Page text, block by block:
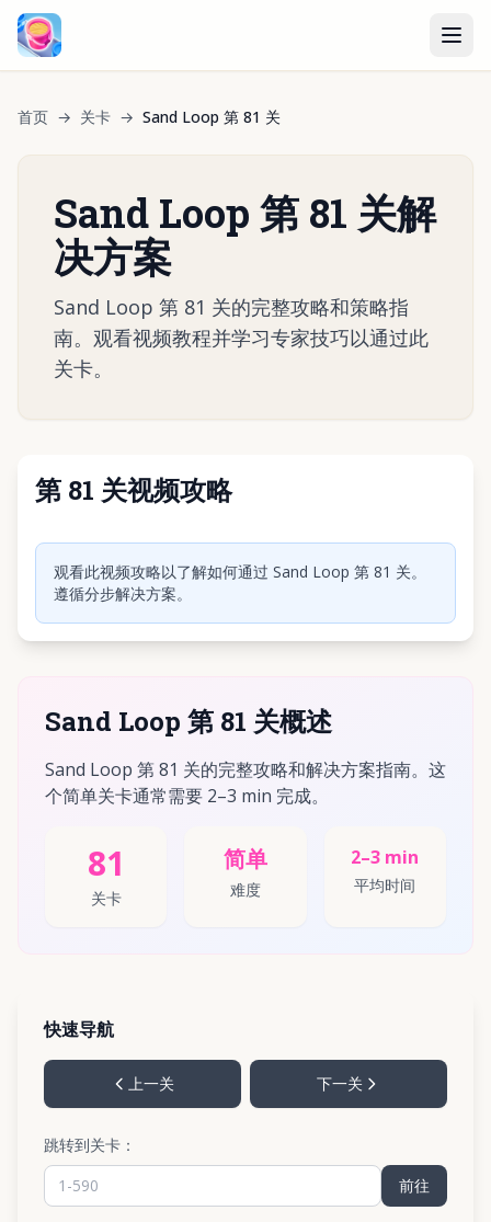
首页 → 关卡 → Sand Loop 第 81 关
Sand Loop 第 81 关解
决方案
Sand Loop 第 81 关的完整攻略和策略指
南。观看视频教程并学习专家技巧以通过此
关卡。
第 81 关视频攻略点击播放视频
观看此视频攻略以了解如何通过 Sand Loop 第 81 关。
遵循分步解决方案。
Sand Loop 第 81 关概述
Sand Loop 第 81 关的完整攻略和解决方案指南。这
个简单关卡通常需要 2–3 min 完成。
81
关卡
简单
难度
2–3 min
平均时间
快速导航
上一关 下一关
跳转到关卡：
前往